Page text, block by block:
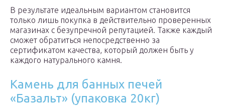
В результате идеальным вариантом становится
только лишь покупка в действительно проверенных
магазинах с безупречной репутацией. Также каждый
сможет обратиться непосредственно за
сертификатом качества, который должен быть у
каждого натурального камня.
Камень для банных печей
«Базальт» (упаковка 20кг)